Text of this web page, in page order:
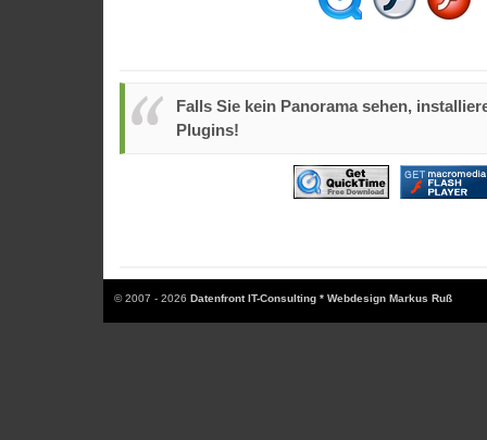
Falls Sie kein Panorama sehen,
Plugins!
© 2007 - 2026 Datenfront IT-Consulting * Webdesign Markus Ruß